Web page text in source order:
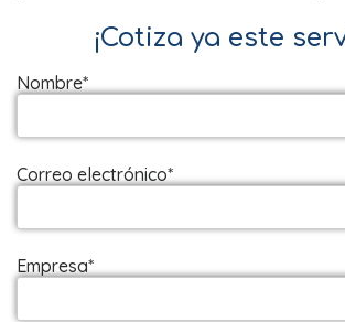
¡Cotiza ya este
Nombre*
Correo electrónico*
Empresa*